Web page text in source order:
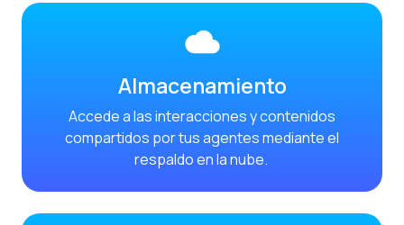
WhatsApp Flows:
Optimizando las
Integración de
El nuevo espacio
Almacenamiento
Accede a las interacciones y contenidos
compartidos por tus agentes mediante el
respaldo en la nube.